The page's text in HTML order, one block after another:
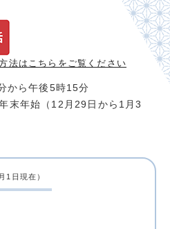
法は こちらをご覧ください
から午後5時15分
末年始（12月29日から1月3
1日現在）